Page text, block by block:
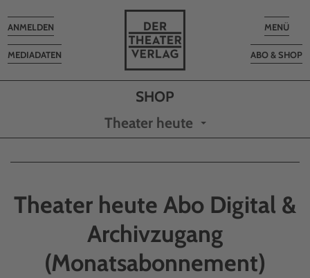
Toggle
MENÜ
ABO & SHOP
MEDIADATEN
Toggle
navigation
ANMELDEN
Theater heute
Theater heute Abo Digital &
Archivzugang
(Monatsabonnement)